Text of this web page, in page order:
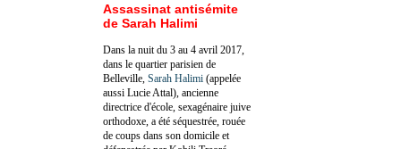
Assassinat antisémite
de Sarah Halimi
Dans la nuit du 3 au 4 avril 2017,
dans le quartier parisien de
Belleville, Sarah Halimi (appelée
aussi Lucie Attal), ancienne
directrice d'école, sexagénaire juive
orthodoxe, a été séquestrée, rouée
de coups dans son domicile et